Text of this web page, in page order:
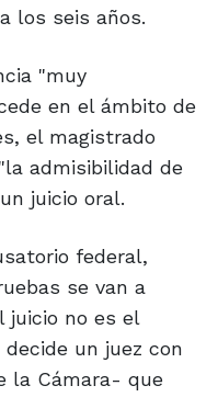
los seis años.
"muy
en el ámbito de
el magistrado
admisibilidad de
juicio oral.
federal,
se van a
juicio no es el
un juez con
la Cámara- que